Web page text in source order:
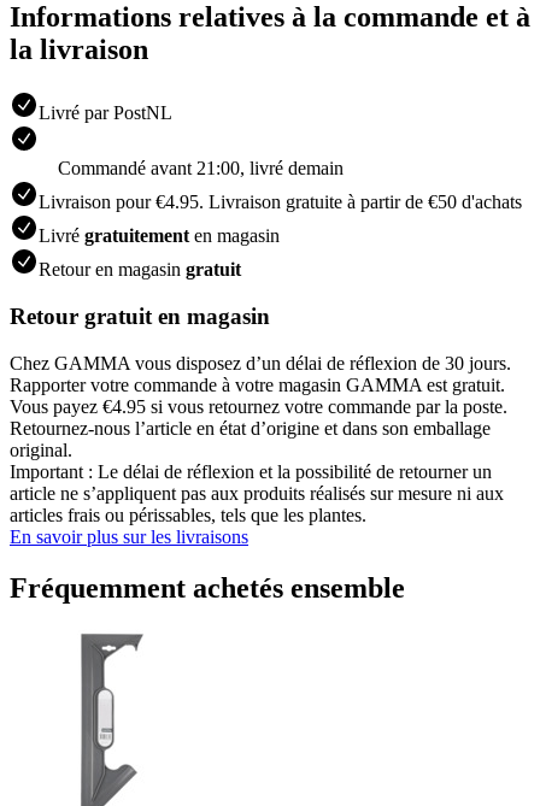
Informations relatives à la commande et à
la livraison
Livré par PostNL
Commandé avant 21:00, livré demain
Livraison pour €4.95. Livraison gratuite à partir de €50 d'achats
Livré gratuitement en magasin
Retour en magasin gratuit
Retour gratuit en magasin
Chez GAMMA vous disposez d’un délai de réflexion de 30 jours.
Rapporter votre commande à votre magasin GAMMA est gratuit.
Vous payez €4.95 si vous retournez votre commande par la poste.
Retournez-nous l’article en état d’origine et dans son emballage
original.
Important : Le délai de réflexion et la possibilité de retourner un
article ne s’appliquent pas aux produits réalisés sur mesure ni aux
articles frais ou périssables, tels que les plantes.
En savoir plus sur les livraisons
Fréquemment achetés ensemble